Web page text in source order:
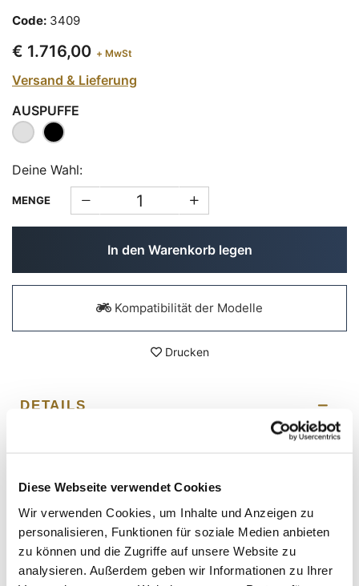
Diese Webseite verwendet Cookies
Wir verwenden Cookies, um Inhalte und Anzeigen zu
personalisieren, Funktionen für soziale Medien anbieten
zu können und die Zugriffe auf unsere Website zu
analysieren. Außerdem geben wir Informationen zu Ihrer
Code: 3409
€ 1.716,00 + MwSt
Versand & Lieferung
AUSPUFFE
Deine Wahl:
MENGE
In den Warenkorb legen
Kompatibilität der Modelle
Drucken
DETAILS
Montage an den Originalkrümmern.
für die Originalabdeckungen und neue
Befestigungswinkel für die Beschläge mitgeliefert.
Rohre und Schutzvorrichtungen aus Edelstahl,
Anschlüsse aus TITAN.
Komplett von Hand gefertigt und WIG-geschweißt